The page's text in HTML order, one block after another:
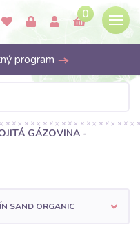
0
program
GÁZOVINA -
SAND ORGANIC